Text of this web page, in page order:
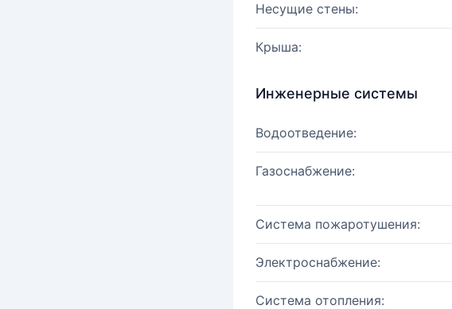
Несущие стены:
Крыша:
Инженерные системы
Водоотведение:
Газоснабжение:
Система пожаротушения:
Электроснабжение:
Система отопления: